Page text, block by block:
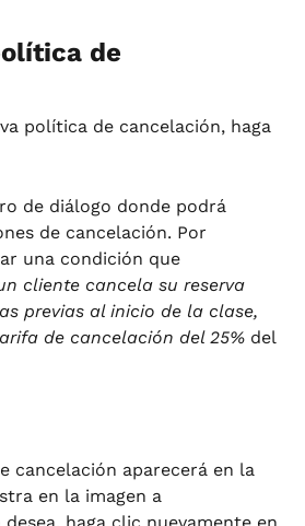
de
política de cancelación, haga
de diálogo donde podrá
de cancelación. Por
una condición que
cliente cancela su reserva
previas al inicio de la clase,
de cancelación del 25% del
cancelación aparecerá en la
en la imagen a